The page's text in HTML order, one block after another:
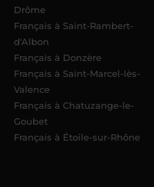
Drôme
Français à Saint-Rambert-
d'Albon
Français à Donzère
Français à Saint-Marcel-lès-
Valence
Français à Chatuzange-le-
Goubet
Français à Étoile-sur-Rhône